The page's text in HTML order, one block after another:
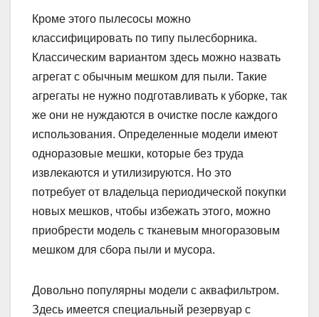
Кроме этого пылесосы можно
классифицировать по типу пылесборника.
Классическим вариантом здесь можно назвать
агрегат с обычным мешком для пыли. Такие
агрегаты не нужно подготавливать к уборке, так
же они не нуждаются в очистке после каждого
использования. Определенные модели имеют
одноразовые мешки, которые без труда
извлекаются и утилизируются. Но это
потребует от владельца периодической покупки
новых мешков, чтобы избежать этого, можно
приобрести модель с тканевым многоразовым
мешком для сбора пыли и мусора.
Довольно популярны модели с аквафильтром.
Здесь имеется специальный резервуар с